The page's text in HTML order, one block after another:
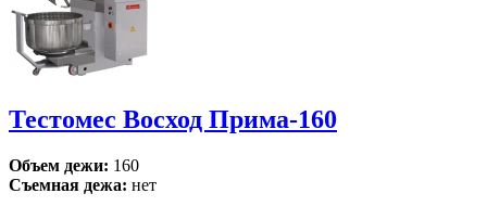
Тестомес Восход Прима-160
Объем дежи: 160
Съемная дежа: нет